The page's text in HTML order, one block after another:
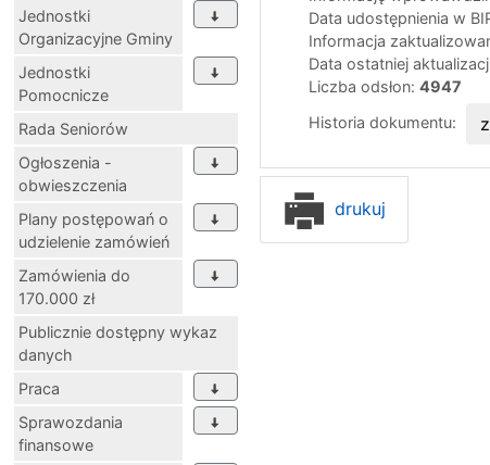
Jednostki
Organizacyjne Gminy
Jednostki
Pomocnicze
Rada Seniorów
Ogłoszenia -
obwieszczenia
Plany postępowań o
udzielenie zamówień
Zamówienia do
170.000 zł
Publicznie dostępny wykaz
danych
Praca
Sprawozdania
finansowe
Data udostępnienia w
Informacja
Data ostatniej
Liczba odsłon: 4947
Historia dokumentu:
drukuj